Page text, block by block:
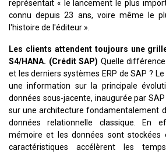
représentait « le lancement le plus
connu depuis 23 ans, voire même le
l'histoire de l'éditeur ».
Les clients attendent toujours une
S4/HANA. (Crédit SAP) Quelle
et les derniers systèmes ERP de SAP ?
une information sur la principale
données sous-jacente, inaugurée par
sur une architecture fondamentalement
données relationnelle classique. En
mémoire et les données sont stockées
caractéristiques accélèrent les